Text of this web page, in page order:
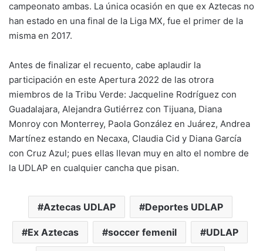
campeonato ambas. La única ocasión en que ex Aztecas no
han estado en una final de la Liga MX, fue el primer de la
misma en 2017.
Antes de finalizar el recuento, cabe aplaudir la
participación en este Apertura 2022 de las otrora
miembros de la Tribu Verde: Jacqueline Rodríguez con
Guadalajara, Alejandra Gutiérrez con Tijuana, Diana
Monroy con Monterrey, Paola González en Juárez, Andrea
Martínez estando en Necaxa, Claudia Cid y Diana García
con Cruz Azul; pues ellas llevan muy en alto el nombre de
la UDLAP en cualquier cancha que pisan.
Aztecas UDLAP Deportes UDLAP
Ex Aztecas soccer femenil UDLAP